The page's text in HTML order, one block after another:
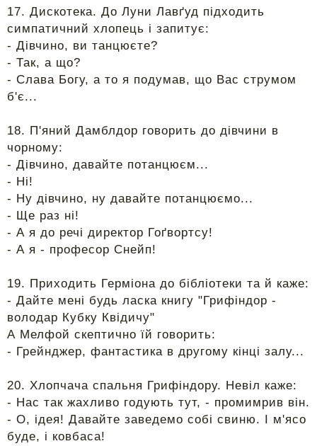
17. Дискотека. До Луни Лавґуд підходить
симпатичний хлопець і запитує:
- Дівчино, ви танцюєте?
- Так, а що?
- Слава Богу, а то я подумав, що Вас струмом
б'є...
18. П'яний Дамблдор говорить до дівчини в
чорному:
- Дівчино, давайте потанцюєм...
- Ні!
- Ну дівчино, ну давайте потанцюємо...
- Ще раз ні!
- А я до речі директор Гоґвортсу!
- А я - професор Снейп!
19. Приходить Герміона до бібліотеки та й каже:
- Дайте мені будь ласка книгу "Грифіндор -
володар Кубку Квідичу"
А Мелфой скептично їй говорить:
- Грейнджер, фантастика в другому кінці залу...
20. Хлопчача спальня Грифіндору. Невіл каже:
- Нас так жахливо годують тут, - промимрив він.
- О, ідея! Давайте заведемо собі свиню. І м'ясо
буде, і ковбаса!